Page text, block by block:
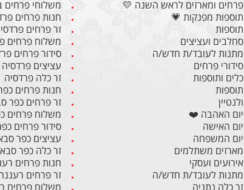
פרחים ומארזים לראש השנה 💛
תוספות מפנקות 💗
תוספות
סחלבים ועציצים
מתנות לעובד/ת חדש/ה
סידורי פרחים
כלים ותוספות
תוספות
ולנטיין
יום האהבה ❤️
יום האישה
יום המשפחה
מארזים משתלמים
אירועים ועסקי
מתנות לעובד/ת חדש/ה
זר כלה נתניה
משלוחי פרחים
חנות פרחים
זר פרחים
משלוח פרחים
סידור פרחים
עציצים פרדסיה
זר כלה פרדסיה
חנות פרחים
זר פרחים כפר
משלוח פרחים
סידור פרחים
עציצים כפר
זר כלה כפר סבא
חנות פרחים
זר פרחים
משלוח פרחים